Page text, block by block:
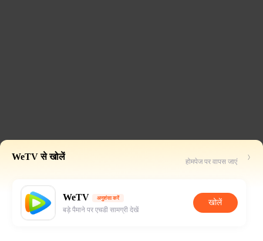
WeTV से खोलें होमपेज पर वापस जाएं
WeTV अनुशंसा करें
बड़े पैमाने पर एचडी सामग्री देखें
खोलें